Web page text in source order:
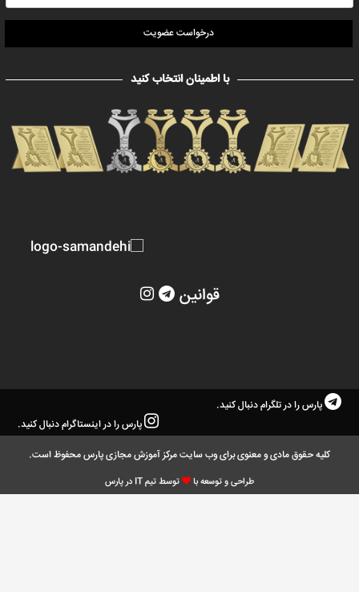
درخواست عضویت
با اطمینان انتخاب کنید
قوانین
پارس را در تلگرام دنبال کنید.
پارس را در اینستاگرام دنبال کنید.
کلیه حقوق مادی و معنوی برای وب سایت مرکز آموزش مجازی پارس محفوظ است.
طراحی و توسعه با توسط تیم IT در پارس